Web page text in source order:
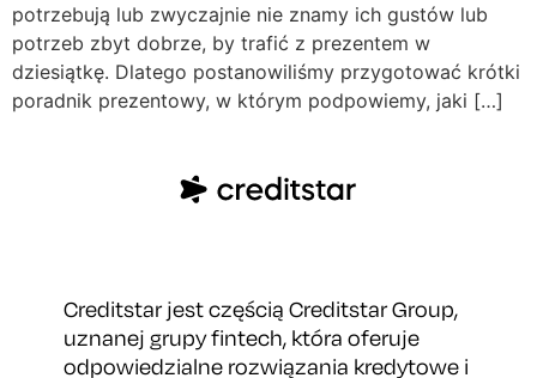
potrzebują lub zwyczajnie nie znamy ich gustów lub
potrzeb zbyt dobrze, by trafić z prezentem w
dziesiątkę. Dlatego postanowiliśmy przygotować krótki
poradnik prezentowy, w którym podpowiemy, jaki […]
Creditstar jest częścią Creditstar Group,
uznanej grupy fintech, która oferuje
odpowiedzialne rozwiązania kredytowe i